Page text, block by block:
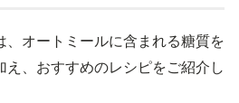
、オートミールに含まれる糖質を
え、おすすめのレシピをご紹介し